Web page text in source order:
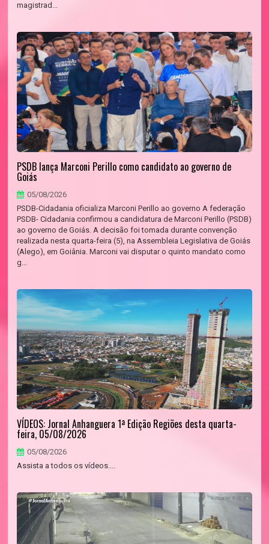
magistrad...
PSDB lança Marconi Perillo como candidato ao governo de
Goiás
05/08/2026
PSDB-Cidadania oficializa Marconi Perillo ao governo A federação
PSDB- Cidadania confirmou a candidatura de Marconi Perillo (PSDB)
ao governo de Goiás. A decisão foi tomada durante convenção
realizada nesta quarta-feira (5), na Assembleia Legislativa de Goiás
(Alego), em Goiânia. Marconi vai disputar o quinto mandato como
g...
VÍDEOS: Jornal Anhanguera 1ª Edição Regiões desta quarta-
feira, 05/08/2026
05/08/2026
Assista a todos os vídeos....